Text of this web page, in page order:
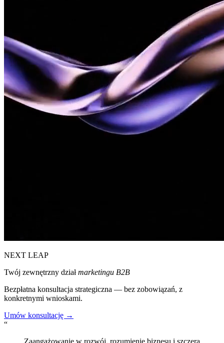
NEXT LEAP
Twój zewnętrzny działmarketingu B2B
Bezpłatna konsultacja strategiczna — bez zobowiązań, z
konkretnymi wnioskami.
Umów konsultację →
“
Zaangażowanie w rozwój, rozumienie biznesu i szczera